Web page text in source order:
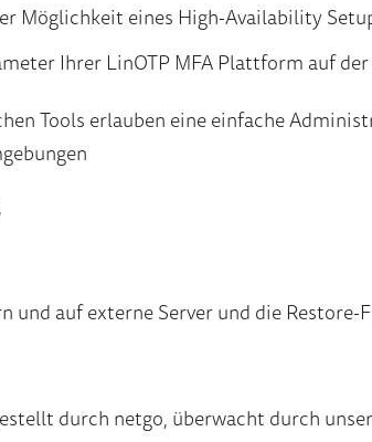
Möglichkeit eines High-Availability
Ihrer LinOTP MFA Plattform auf der
Tools erlauben eine einfache
und auf externe Server und die
durch netgo, überwacht durch